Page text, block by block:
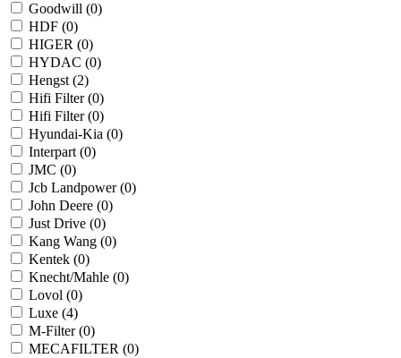
Goodwill (0)
HDF (0)
HIGER (0)
HYDAC (0)
Hengst (2)
Hifi Filter (0)
Hifi Filter (0)
Hyundai-Kia (0)
Interpart (0)
JMC (0)
Jcb Landpower (0)
John Deere (0)
Just Drive (0)
Kang Wang (0)
Kentek (0)
Knecht/Mahle (0)
Lovol (0)
Luxe (4)
M-Filter (0)
MECAFILTER (0)